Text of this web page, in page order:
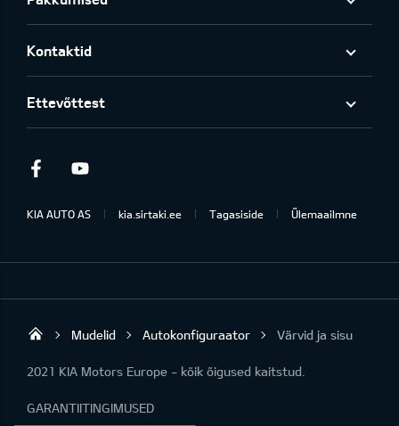
Kontaktid
Ettevõttest
Facebook
KIA AUTO AS kia.sirtaki.ee Tagasiside Ülemaailmne
Sirtaki OÜ
Mudelid Autokonfiguraator Värvid ja sisu
2021 KIA Motors Europe - kõik õigused kaitstud.
GARANTIITINGIMUSED